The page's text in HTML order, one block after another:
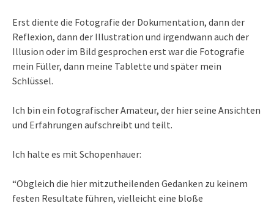
Erst diente die Fotografie der Dokumentation, dann der
Reflexion, dann der Illustration und irgendwann auch der
Illusion oder im Bild gesprochen erst war die Fotografie
mein Füller, dann meine Tablette und später mein
Schlüssel.
Ich bin ein fotografischer Amateur, der hier seine Ansichten
und Erfahrungen aufschreibt und teilt.
Ich halte es mit Schopenhauer:
“Obgleich die hier mitzutheilenden Gedanken zu keinem
festen Resultate führen, vielleicht eine bloße